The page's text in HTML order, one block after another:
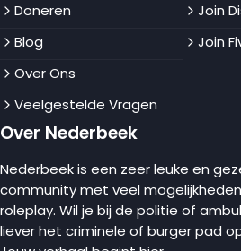
Doneren
Blog
Over Ons
Veelgestelde Vragen
Join
Join
Over Nederbeek
Nederbeek is een zeer leuke en
community met veel
roleplay. Wil je bij de politie of
liever het criminele of burger pad